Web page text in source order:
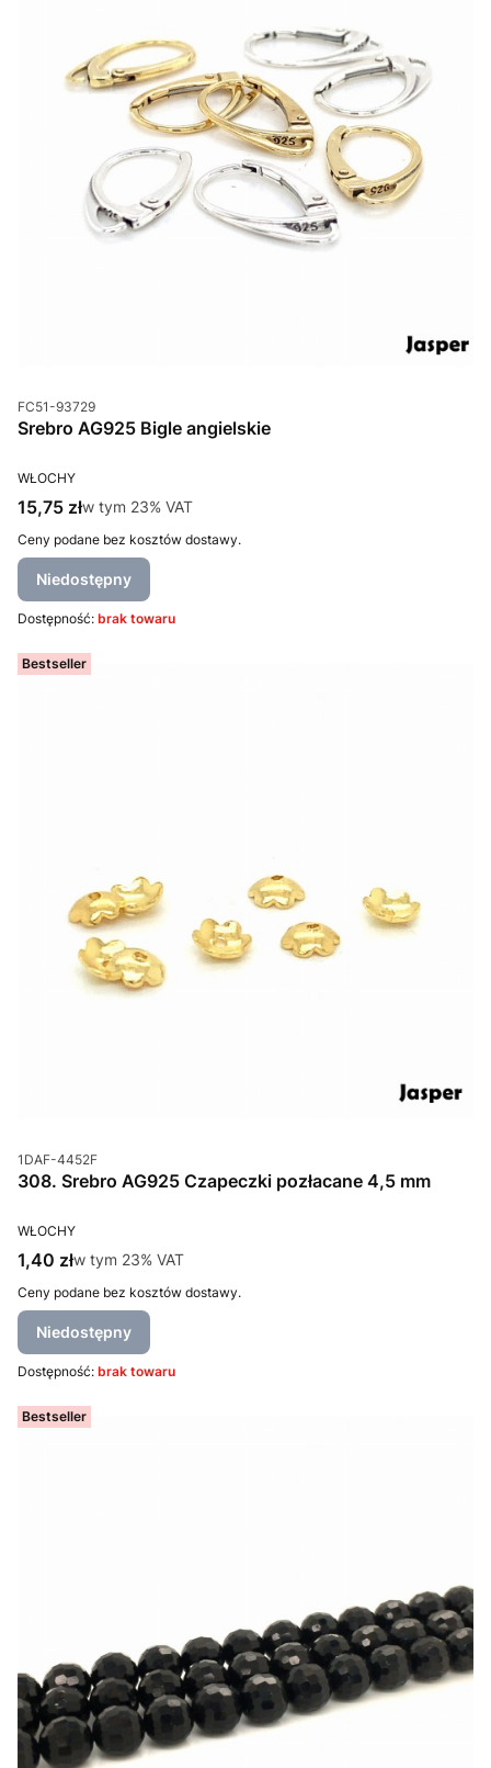
Kod produktu
FC51-93729
Srebro AG925 Bigle angielskie
PRODUCENT
WŁOCHY
Cena brutto
15,75 złw tym %s VAT
w tym 23% VAT
Ceny podane bez kosztów dostawy.
Niedostępny
Dostępność: brak towaru
Bestseller
Kod produktu
1DAF-4452F
308. Srebro AG925 Czapeczki pozłacane 4,5 mm
PRODUCENT
WŁOCHY
Cena brutto
1,40 złw tym %s VAT
w tym 23% VAT
Ceny podane bez kosztów dostawy.
Niedostępny
Dostępność: brak towaru
Bestseller